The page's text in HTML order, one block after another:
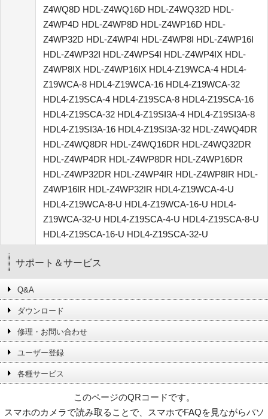
Z4WQ8D HDL-Z4WQ16D HDL-Z4WQ32D HDL-
Z4WP4D HDL-Z4WP8D HDL-Z4WP16D HDL-
Z4WP32D HDL-Z4WP4I HDL-Z4WP8I HDL-Z4WP16I
HDL-Z4WP32I HDL-Z4WPS4I HDL-Z4WP4IX HDL-
Z4WP8IX HDL-Z4WP16IX HDL4-Z19WCA-4 HDL4-
Z19WCA-8 HDL4-Z19WCA-16 HDL4-Z19WCA-32
HDL4-Z19SCA-4 HDL4-Z19SCA-8 HDL4-Z19SCA-16
HDL4-Z19SCA-32 HDL4-Z19SI3A-4 HDL4-Z19SI3A-8
HDL4-Z19SI3A-16 HDL4-Z19SI3A-32 HDL-Z4WQ4DR
HDL-Z4WQ8DR HDL-Z4WQ16DR HDL-Z4WQ32DR
HDL-Z4WP4DR HDL-Z4WP8DR HDL-Z4WP16DR
HDL-Z4WP32DR HDL-Z4WP4IR HDL-Z4WP8IR HDL-
Z4WP16IR HDL-Z4WP32IR HDL4-Z19WCA-4-U
HDL4-Z19WCA-8-U HDL4-Z19WCA-16-U HDL4-
Z19WCA-32-U HDL4-Z19SCA-4-U HDL4-Z19SCA-8-U
HDL4-Z19SCA-16-U HDL4-Z19SCA-32-U
サポート＆サービス
Q&A
ダウンロード
修理・お問い合わせ
ユーザー登録
各種サービス
このページのQRコードです。
スマホのカメラで読み取ることで、スマホでFAQを見ながらパソ